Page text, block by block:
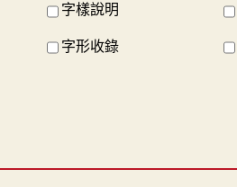
字樣說明
字形收錄